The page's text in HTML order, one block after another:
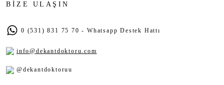
BİZE ULAŞIN
0 (531) 831 75 70 - Whatsapp Destek Hattı
info@dekantdoktoru.com
@dekantdoktoruu